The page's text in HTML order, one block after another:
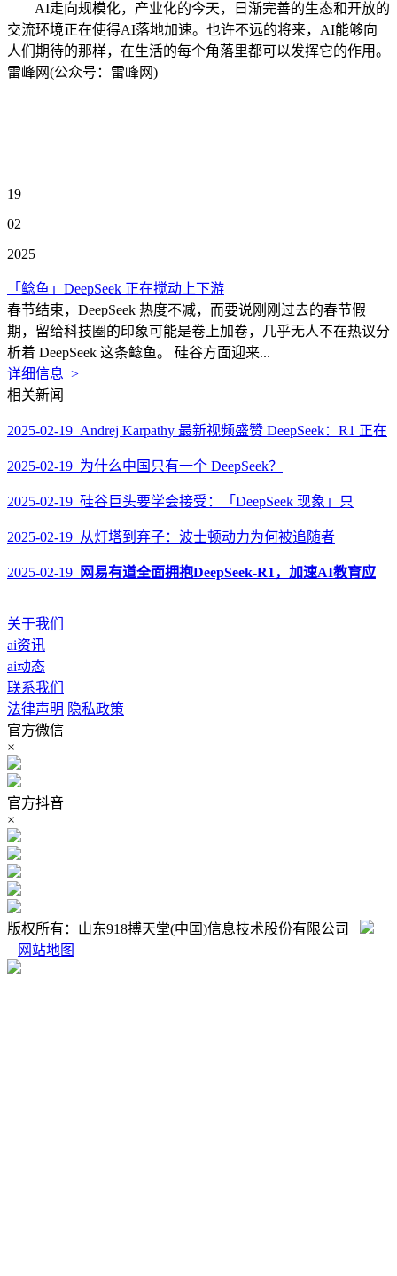
AI走向规模化，产业化的今天，日渐完善的生态和开放的
交流环境正在使得AI落地加速。也许不远的将来，AI能够向
人们期待的那样，在生活的每个角落里都可以发挥它的作用。
雷峰网(公众号：雷峰网)
19
02
2025
「鲶鱼」DeepSeek 正在搅动上下游
春节结束，DeepSeek 热度不减，而要说刚刚过去的春节假
期，留给科技圈的印象可能是卷上加卷，几乎无人不在热议分
析着 DeepSeek 这条鲶鱼。 硅谷方面迎来...
详细信息 >
相关新闻
2025-02-19 Andrej Karpathy 最新视频盛赞 DeepSeek：R1 正在
2025-02-19 为什么中国只有一个 DeepSeek？
2025-02-19 硅谷巨头要学会接受：「DeepSeek 现象」只
2025-02-19 从灯塔到弃子：波士顿动力为何被追随者
2025-02-19 网易有道全面拥抱DeepSeek-R1，加速AI教育应
关于我们
ai资讯
ai动态
联系我们
法律声明 隐私政策
官方微信
×
官方抖音
×
版权所有：山东918搏天堂(中国)信息技术股份有限公司
网站地图